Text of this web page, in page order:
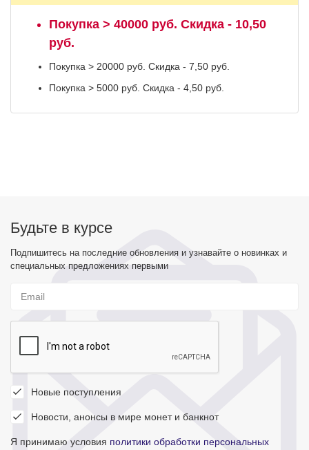
Покупка > 40000 руб. Скидка - 10,50
руб.
Покупка > 20000 руб. Скидка - 7,50 руб.
Покупка > 5000 руб. Скидка - 4,50 руб.
Будьте в курсе
Подпишитесь на последние обновления и узнавайте о новинках и
специальных предложениях первыми
Новые поступления
Новости, анонсы в мире монет и банкнот
Я принимаю условия политики обработки персональных